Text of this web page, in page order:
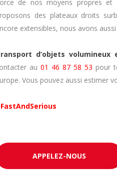
de nos moyens propres
des plateaux droits
extensibles, nous avons
d’objets
au 01 46 87 58 53 pour
Vous pouvez aussi estimer
APPELEZ-NOUS